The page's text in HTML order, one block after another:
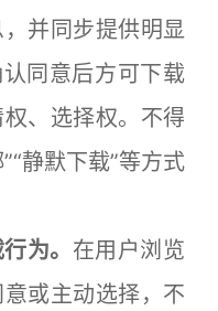
并同步提供明显
同意后方可下载
、选择权。不得
静默下载”等方式
为。 在用户浏览
或主动选择，不